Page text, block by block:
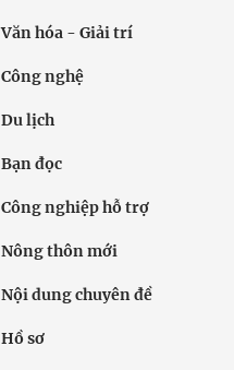
Văn hóa - Giải trí
Công nghệ
Du lịch
Bạn đọc
Công nghiệp hỗ trợ
Nông thôn mới
Nội dung chuyên đề
Hồ sơ